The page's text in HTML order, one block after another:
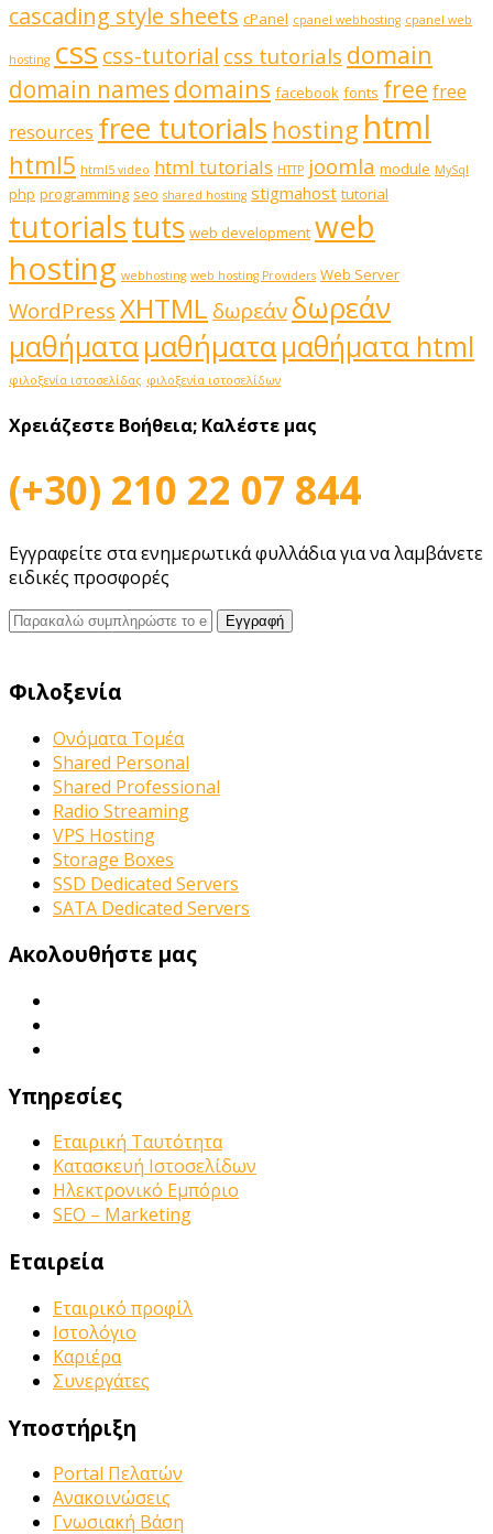
cascading style sheets cPanel cpanel webhosting cpanel web
hosting css css-tutorial css tutorials domain
domain names domains facebook fonts free free
resources free tutorials hosting html
html5 html5 video html tutorials HTTP joomla module MySql
php programming seo shared hosting stigmahost tutorial
tutorialstuts web development web
hosting webhosting web hosting Providers Web Server
WordPressXHTML δωρεάνδωρεάν
μαθήματαμαθήματαμαθήματα html
φιλοξενία ιστοσελίδας φιλοξενία ιστοσελίδων
Χρειάζεστε Βοήθεια; Καλέστε μας
(+30) 210 22 07 844
Εγγραφείτε στα ενημερωτικά φυλλάδια για να λαμβάνετε
ειδικές προσφορές
Φιλοξενία
Ονόματα Τομέα
Shared Personal
Shared Professional
Radio Streaming
VPS Hosting
Storage Boxes
SSD Dedicated Servers
SATA Dedicated Servers
Ακολουθήστε μας
Υπηρεσίες
Εταιρική Ταυτότητα
Κατασκευή Ιστοσελίδων
Ηλεκτρονικό Εμπόριο
SEO – Marketing
Εταιρεία
Εταιρικό προφίλ
Ιστολόγιο
Καριέρα
Συνεργάτες
Υποστήριξη
Portal Πελατών
Ανακοινώσεις
Γνωσιακή Βάση